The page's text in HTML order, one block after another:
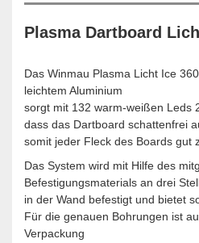
Plasma Dartboard
Das Winmau Plasma Licht Ice
leichtem Aluminium
sorgt mit 132 warm-weißen Leds
dass das Dartboard schattenfrei
somit jeder Fleck des Boards gut
Das System wird mit Hilfe des
Befestigungsmaterials an drei
in der Wand befestigt und bietet
Für die genauen Bohrungen ist
Verpackung